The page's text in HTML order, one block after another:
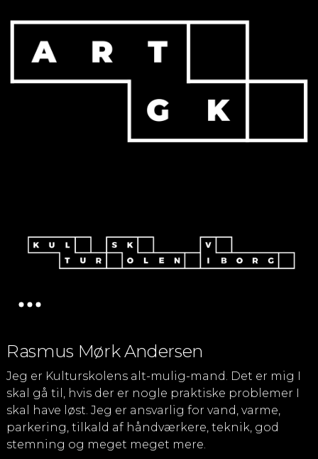
Rasmus Mørk Andersen
Jeg er Kulturskolens alt-mulig-mand. Det er mig I
skal gå til, hvis der er nogle praktiske problemer I
skal have løst. Jeg er ansvarlig for vand, varme,
parkering, tilkald af håndværkere, teknik, god
stemning og meget meget mere.